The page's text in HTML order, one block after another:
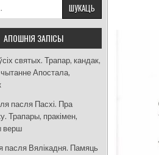
АПОШНІЯ ЗАПІСЫ
святых. Трапар, кандак,
чытанне Апостала,
пасля Пасхі. Пра
Трапары, пракімен,
верш
пасля Вялікадня. Памяць